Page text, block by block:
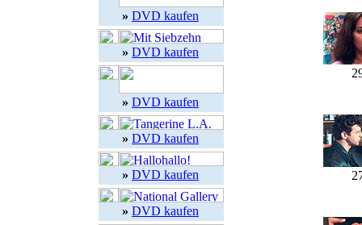
» DVD kaufen
» DVD kaufen
» DVD kaufen
» DVD kaufen
» DVD kaufen
» DVD kaufen